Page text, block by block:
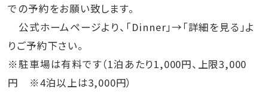
での予約をお願い致します。
公式ホームページより、「Dinner」→「詳細を見る」よ
りご予約下さい。
※駐車場は有料です（1泊あたり1,000円、上限3,000
円 ※4泊以上は3,000円）